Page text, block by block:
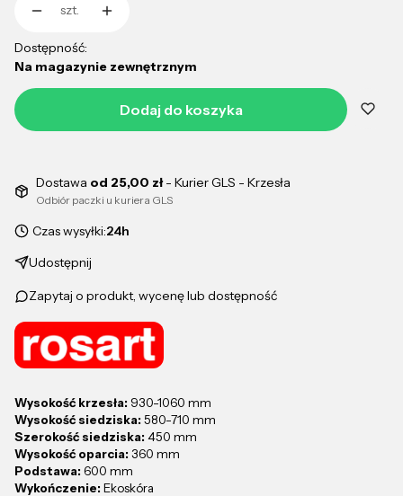
szt.
Dostępność:
Na magazynie zewnętrznym
Dodaj do koszyka
Dostawa od 25,00 zł- Kurier GLS - Krzesła
Odbiór paczki u kuriera GLS
Czas wysyłki:24h
Udostępnij
Zapytaj o produkt, wycenę lub dostępność
Wysokość krzesła: 930-1060 mm
Wysokość siedziska: 580-710 mm
Szerokość siedziska: 450 mm
Wysokość oparcia: 360 mm
Podstawa: 600 mm
Wykończenie: Ekoskóra